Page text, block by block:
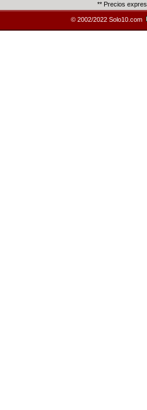
** Precios
© 2002/2022 Solo10.com